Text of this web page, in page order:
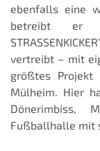
ebenfalls eine
betreibt er
vertreibt – mit
größtes Projekt
Mülheim. Hier
Dönerimbiss,
Fußballhalle mit